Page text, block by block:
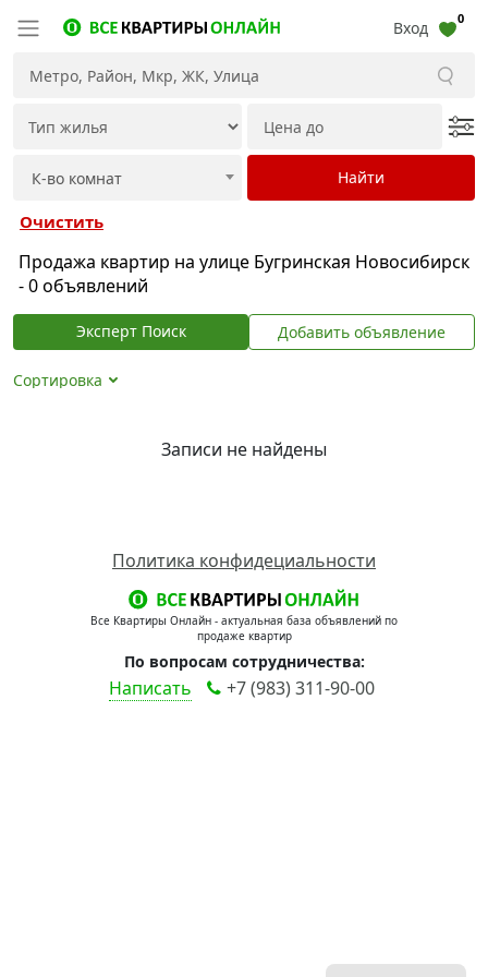
Вход 0
Очистить
Продажа квартир на улице Бугринская Новосибирск
- 0 объявлений
Эксперт Поиск Добавить объявление
Сортировка
Записи не найдены
Политика конфидециальности
Все Квартиры Онлайн - актуальная база объявлений по
продаже квартир
По вопросам сотрудничества:
Написать +7 (983) 311-90-00